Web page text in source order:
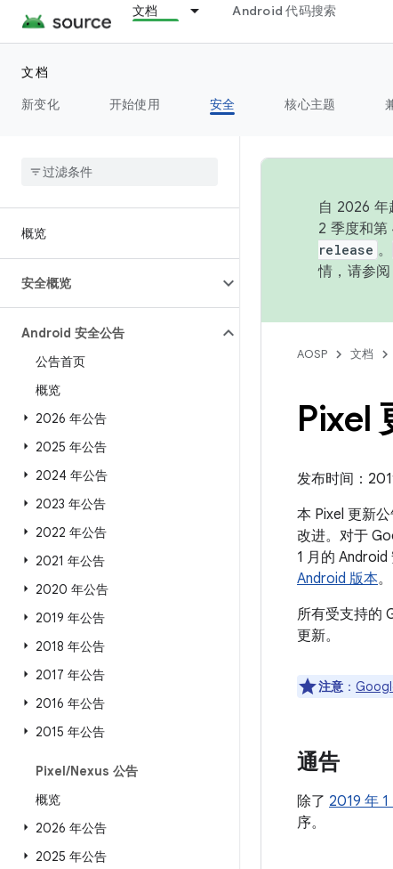
文档 Android 代码搜索
文档
新变化
开始使用 安全 核心主题
概览
安全概览
Android 安全公告
公告首页
概览
2026 年公告
2025 年公告
2024 年公告
2023 年公告
2022 年公告
2021 年公告
2020 年公告
2019 年公告
2018 年公告
2017 年公告
2016 年公告
2015 年公告
Pixel/Nexus 公告
概览
2026 年公告
2025 年公告
自 2026
2 季度和
release 。
情，请参阅
AOSP 文档
Pixel
发布时间：
本 Pixel 更新
改进。对于
1 月的
Android 版本。
所有受支持的
更新。
注意 ：
通告
除了 2019 年
序。